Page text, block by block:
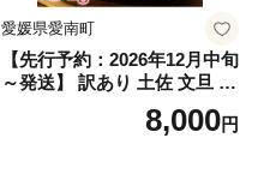
愛媛県愛南町
【先行予約：2026年12月中旬
～発送】 訳あり 土佐 文旦 8k
g (Mサイズ以上サイズミック
ス) 8000円 わけあり ぶんた
8,000円